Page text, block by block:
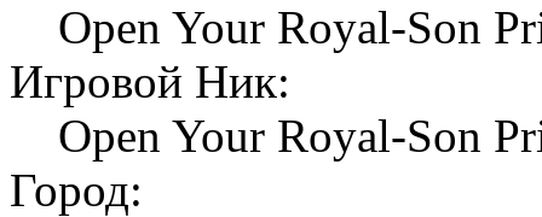
Open Your Royal-Son
Игровой Ник:
Open Your Royal-Son
Город: